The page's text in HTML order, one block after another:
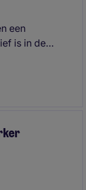
een
is in de
een
van